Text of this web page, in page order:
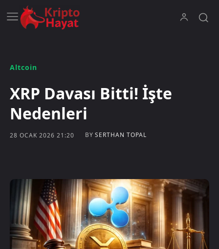
Altcoin
XRP Davası Bitti! İşte
Nedenleri
28 OCAK 2026 21:20 BY SERTHAN TOPAL